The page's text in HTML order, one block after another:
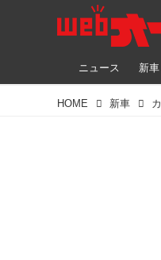
ニュース 新車
HOME 新車